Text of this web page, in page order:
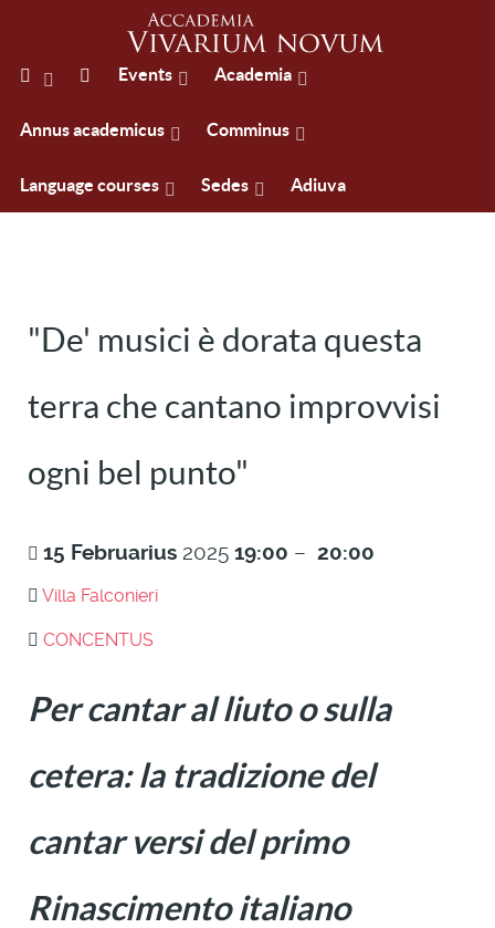
Events Academia
Annus academicus Comminus
Language courses Sedes Adiuva
"De' musici è dorata questa
terra che cantano improvvisi
ogni bel punto"
15 Februarius 2025 19:00 – 20:00
Villa Falconieri
CONCENTUS
Per cantar al liuto o sulla
cetera: la tradizione del
cantar versi del primo
Rinascimento italiano